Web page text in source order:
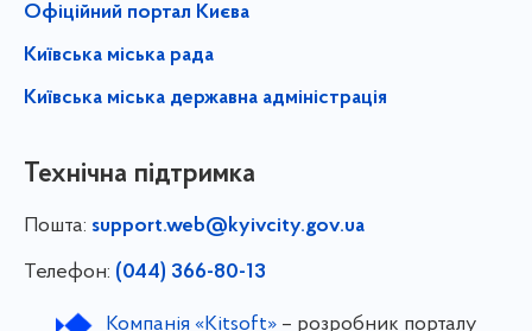
Офіційний портал Києва
Київська міська рада
Київська міська державна адміністрація
Технічна підтримка
Пошта: support.web@kyivcity.gov.ua
Телефон: (044) 366-80-13
Компанія «Kitsoft»– розробник порталу